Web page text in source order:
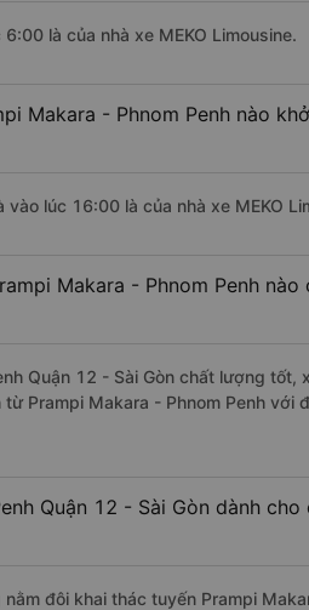
là của nhà xe MEKO Limousine.
Makara - Phnom Penh nào
lúc 16:00 là của nhà xe MEKO
Makara - Phnom Penh
Quận 12 - Sài Gòn chất lượng tốt,
Prampi Makara - Phnom Penh với
Quận 12 - Sài Gòn dành
đôi khai thác tuyến Prampi